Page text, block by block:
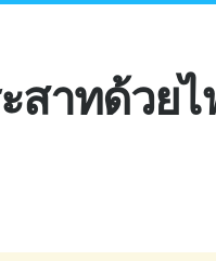
สาทด้วย